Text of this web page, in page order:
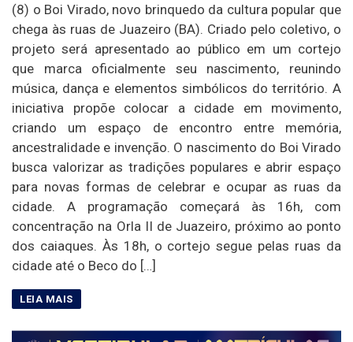
(8) o Boi Virado, novo brinquedo da cultura popular que
chega às ruas de Juazeiro (BA). Criado pelo coletivo, o
projeto será apresentado ao público em um cortejo
que marca oficialmente seu nascimento, reunindo
música, dança e elementos simbólicos do território. A
iniciativa propõe colocar a cidade em movimento,
criando um espaço de encontro entre memória,
ancestralidade e invenção. O nascimento do Boi Virado
busca valorizar as tradições populares e abrir espaço
para novas formas de celebrar e ocupar as ruas da
cidade. A programação começará às 16h, com
concentração na Orla II de Juazeiro, próximo ao ponto
dos caiaques. Às 18h, o cortejo segue pelas ruas da
cidade até o Beco do […]